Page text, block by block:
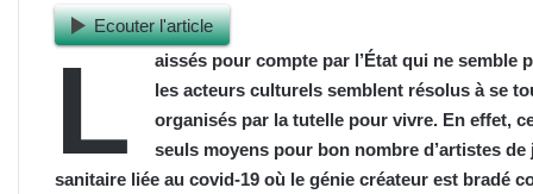
Ecouter l'article
L
aissés pour compte par l’État qui ne semble
les acteurs culturels semblent résolus à se
organisés par la tutelle pour vivre. En effet,
seuls moyens pour bon nombre d’artistes
sanitaire liée au covid-19 où le génie créateur est bradé